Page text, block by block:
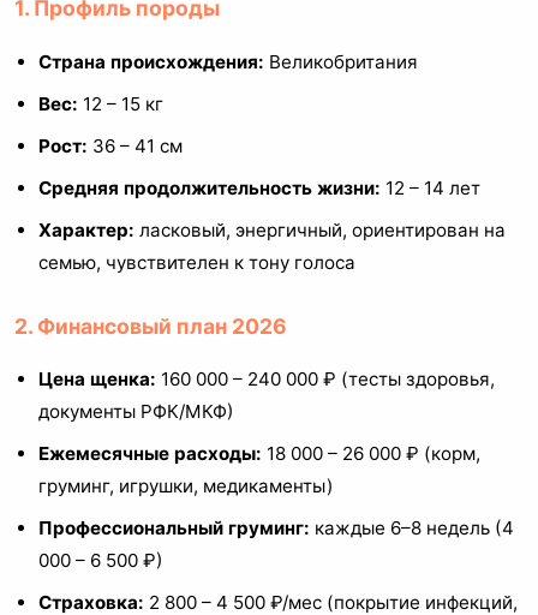
1. Профиль породы
Страна происхождения: Великобритания
Вес: 12 – 15 кг
Рост: 36 – 41 см
Средняя продолжительность жизни: 12 – 14 лет
Характер: ласковый, энергичный, ориентирован на
семью, чувствителен к тону голоса
2. Финансовый план 2026
Цена щенка: 160 000 – 240 000 ₽ (тесты здоровья,
документы РФК/МКФ)
Ежемесячные расходы: 18 000 – 26 000 ₽ (корм,
груминг, игрушки, медикаменты)
Профессиональный груминг: каждые 6–8 недель (4
000 – 6 500 ₽)
Страховка: 2 800 – 4 500 ₽/мес (покрытие инфекций,